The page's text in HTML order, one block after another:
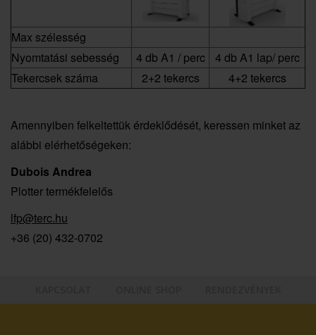
Max szélesség
Nyomtatási sebesség
4 db A1 / perc
4 db A1 lap/ perc
Tekercsek száma
2+2 tekercs 4+2 tekercs
Amennyiben felkeltettük érdeklődését, keressen minket az
alábbi elérhetőségeken:
Dubois Andrea
Plotter termékfelelős
lfp@terc.hu
+36 (20) 432-0702